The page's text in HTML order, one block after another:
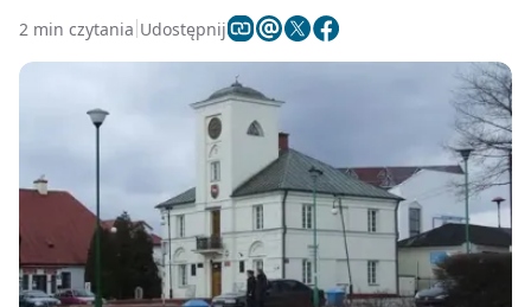
2 min czytania Udostępnij